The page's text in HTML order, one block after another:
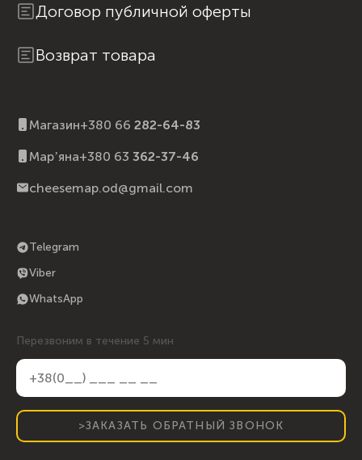
Договор публичной оферты
Возврат товара
Telegram
Viber
WhatsApp
Перезвоним в течение 5 мин
>ЗАКАЗАТЬ ОБРАТНЫЙ ЗВОНОК
Магазин+380 66 282-64-83
Марʼяна+380 63 362-37-46
cheesemap.od@gmail.com